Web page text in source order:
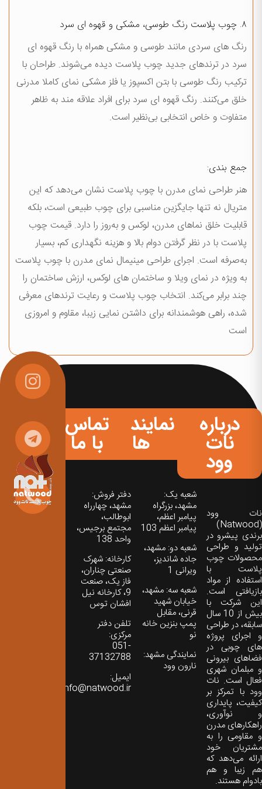
۸. چوب پلاست رنگ طوسی، مشکی و قهوه ای سرد
رنگ های سردی مانند طوسی و مشکی همراه با رنگ قهوه ای
سرد در ترندهای جدید چوب پلاست دیده می‌شوند. طراحان با
ترکیب رنگ طوسی با بتن اکسپوز یا فلز مشکی نمای کاملا مدرنی
خلق می‌کنند. رنگ قهوه ای سرد برای افراد علاقه مند به ظاهر
متفاوت و خاص انتخابی بی‌نظیر است.
جمع بندی:
هنر طراحی نمای مدرن با چوب پلاست نشان می‌دهد که این
متریال نه تنها جایگزین مناسبی برای چوب طبیعی است، بلکه
قابلیت خلق نماهای مدرن، لوکس و به‌روز را دارد. قیمت چوب
پلاست با در نظر گرفتن دوام بالا و هزینه نگهداری کم، بسیار
به‌صرفه است. اجرای طراحی مینیمال نمای مدرن با چوب پلاست
به ویژه در نمای ویلا و ساختمان های لوکس، ارزش ساختمان را
چند برابر می‌کند. انتخاب چوب پلاست و رعایت ترندهای معرفی
شده، راهی هوشمندانه برای داشتن نمایی زیبا، مقاوم و امروزی
است
درباره
نات
وود
نات‌ وود
(Natwood)
برندی پیشرو در
تولید و طراحی
محصولات چوب
پلاست با
استفاده از مواد
بازیافتی است.
این شرکت با
بیش از 10 سال
سابقه، در طراحی
و اجرای پروژه
های چوبی در
فضاهای بیرونی
و مبلمان شهری
فعال است. نات
وود با تمرکز بر
کیفیت، پایداری
و نوآوری،
راهکارهای مدرن
و مقاومی را به
مشتریان خود
ارائه می‌دهد که
هم زیبا و هم
بادوام هستند.
نمایندگی
ها
شعبه یک:
مشهد، بزرگراه
پیامبر اعظم،
پیامبر اعظم 103
شعبه دو: مشهد،
جاده شاندیز،
ویرانی 1
شعبه سه: مشهد،
خیابان شهید
قرنی، مقابل
پمپ بنزین خانه
نو
نمایندگی مشهد:
نارون وود
تماس
با ما
دفتر فروش:
مشهد، چهارراه
ابوطالب،
مجتمع برجیس،
واحد 138
کارخانه: شهرک
صنعتی چناران،
فاز یک، صنعت
9، کارخانه نیل
افشان توس
تلفن دفتر
مرکزی:
051-
37132788
ایمیل:
info@natwood.ir